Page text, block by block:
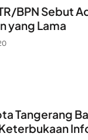
BPN Sebut
yang Lama
Tangerang